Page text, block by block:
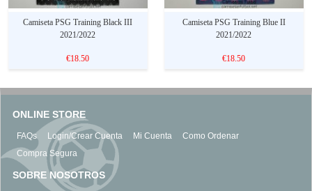
Camiseta PSG Training Black III
2021/2022
€18.50
Camiseta PSG Training Blue II
2021/2022
€18.50
ONLINE STORE
FAQs Login/Crear Cuenta Mi Cuenta
Como Ordenar
Compra Segura
SOBRE NOSOTROS